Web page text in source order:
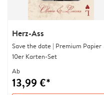
Herz-Ass
Save the date | Premium Papier
10er Karten-Set
Ab
13,99 €*